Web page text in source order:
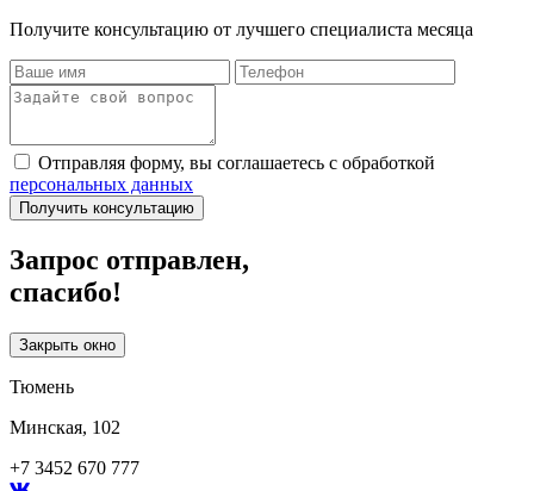
Получите консультацию от лучшего специалиста месяца
Отправляя форму, вы соглашаетесь с обработкой
персональных данных
Получить консультацию
Запрос отправлен,
спасибо!
Закрыть окно
Тюмень
Минская, 102
+7 3452 670 777